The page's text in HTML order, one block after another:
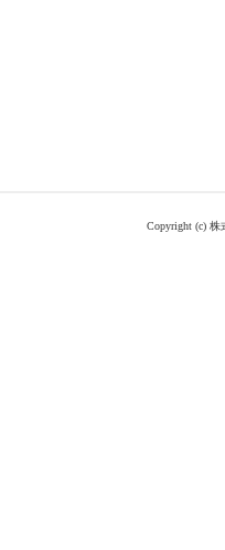
Copyright (c)